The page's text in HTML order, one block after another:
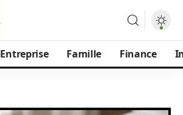
Entreprise Famille Finance